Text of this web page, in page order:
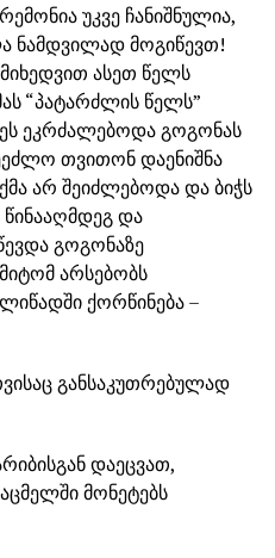
უკვე ჩანიშნულია,
ნამდვილად მოგიწევთ!
ასეთ წელს
“პატარძლის წელს”
ეკრძალებოდა გოგონას
თვითონ დაენიშნა
არ შეიძლებოდა და ბიჭს
და
გოგონაზე
არსებობს
ქორწინება –
განსაკუთრებულად
დაეცვათ,
მონეტებს